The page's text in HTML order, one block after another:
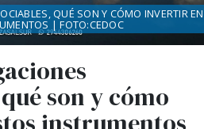
son y cómo
QUÉ SON Y CÓMO INVERTIR EN
| FOTO:CEDOC